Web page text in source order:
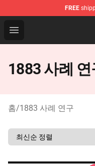
FREE
Open menu
1883 Shop -
1883 사례 연
홈/1883 사례 연구